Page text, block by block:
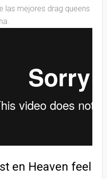
las mejores drag queens
en Heaven feel